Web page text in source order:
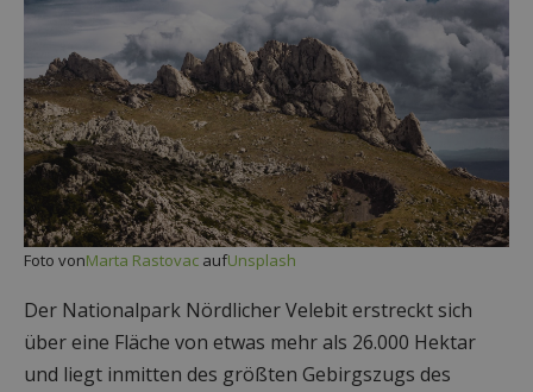
Foto vonMarta Rastovac aufUnsplash
Der Nationalpark Nördlicher Velebit erstreckt sich
über eine Fläche von etwas mehr als 26.000 Hektar
und liegt inmitten des größten Gebirgszugs des